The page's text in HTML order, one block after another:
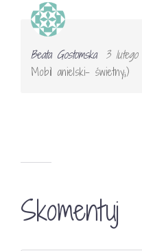
Beata Gostomska
3 lutego
Mobil anielski- świetny;)
Skomentuj